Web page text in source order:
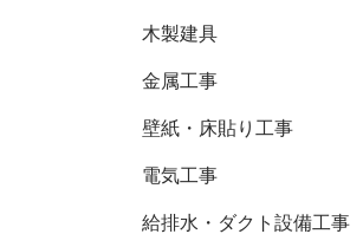
木製建具
金属工事
壁紙・床貼り工事
電気工事
給排水・ダクト設備工事